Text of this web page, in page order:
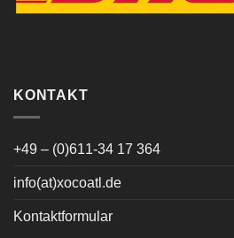
KONTAKT
+49 – (0)611-34 17 364
info(at)xocoatl.de
Kontaktformular